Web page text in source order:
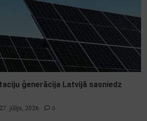
ģenerācija Latvijā sasniedz
27. jūlijs, 2026. 0